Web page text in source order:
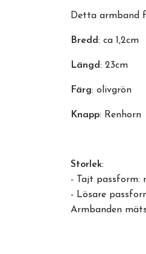
Detta armband
Bredd: ca 1,2cm
Längd: 23cm
Färg: olivgrön
Knapp: Renhorn
Storlek:
- Tajt passform:
- Lösare
Armbanden